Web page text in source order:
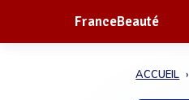
FranceBeauté
ACCUEIL